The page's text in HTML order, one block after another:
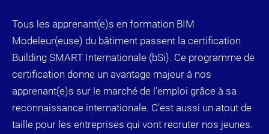
Tous les apprenant(e)s en formation BIM
Modeleur(euse) du bâtiment passent la certification
Building SMART Internationale (bSi). Ce programme de
certification donne un avantage majeur à nos
apprenant(e)s sur le marché de l’emploi grâce à sa
reconnaissance internationale. C’est aussi un atout de
taille pour les entreprises qui vont recruter nos jeunes.